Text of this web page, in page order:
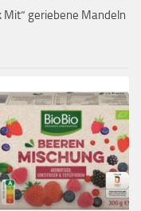
Mit“ geriebene Mandeln